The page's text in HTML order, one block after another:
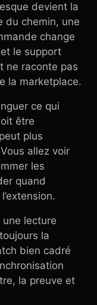
devient la
du chemin, une
change
le support
ne raconte pas
la marketplace.
ce qui
être
plus
allez voir
les
quand
lecture
la
bien cadré
la preuve et